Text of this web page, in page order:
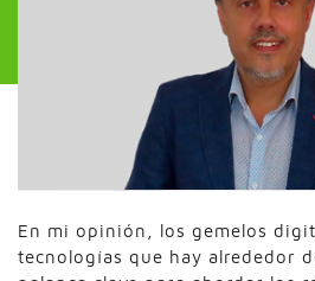
En mi opinión, los gemelos
tecnologías que hay alrededor